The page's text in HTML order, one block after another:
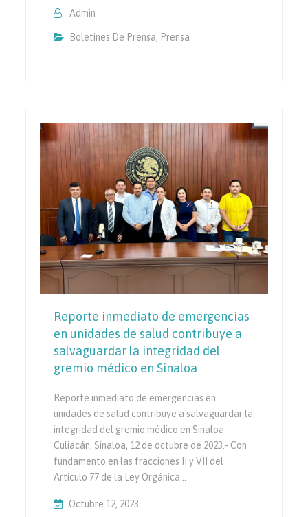
Admin
Boletines De Prensa, Prensa
Reporte inmediato de emergencias
en unidades de salud contribuye a
salvaguardar la integridad del
gremio médico en Sinaloa
Reporte inmediato de emergencias en
unidades de salud contribuye a salvaguardar la
integridad del gremio médico en Sinaloa
Culiacán, Sinaloa, 12 de octubre de 2023.- Con
fundamento en las fracciones II y VII del
Artículo 77 de la Ley Orgánica…
Octubre 12, 2023